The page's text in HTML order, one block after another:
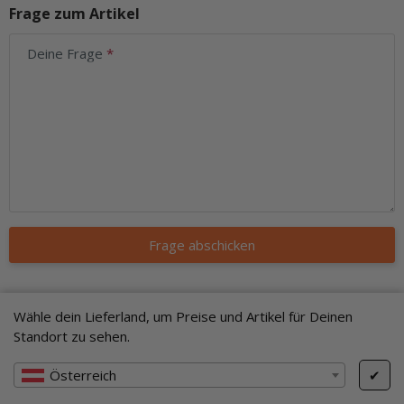
Wähle dein Lieferland, um Preise und Artikel für Deinen
Standort zu sehen.
Österreich ✔
Frage zum Artikel
Deine Frage
Frage abschicken
Produktsicherheit
Herstellerinformationen
Name: Z-Man Fishing Products, Inc.